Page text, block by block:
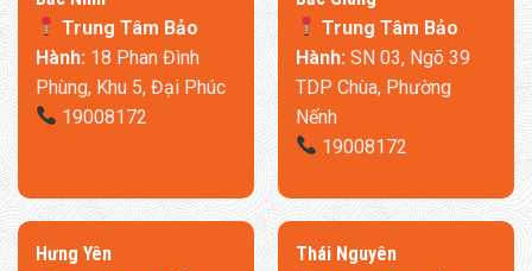
Đầu và cổ : Nâng đỡ nhẹ nhàng, giảm căng thẳng vùng cổ.
Vai : Thả lỏng hoàn toàn, xua tan cảm giác mỏi vai gáy.
Lưng : Tựa êm ái, bảo vệ cột sống khỏi áp lực.
Trung Tâm Bảo
Hành: 18 Phan Đình
Phùng, Khu 5, Đại Phúc
19008172
Trung Tâm Bảo
Hành: SN 03, Ngõ 39
TDP Chùa, Phường
Nếnh
19008172
​Hưng Yên
Thái Nguyên